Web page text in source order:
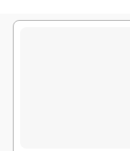
مدت پرواز :01:30